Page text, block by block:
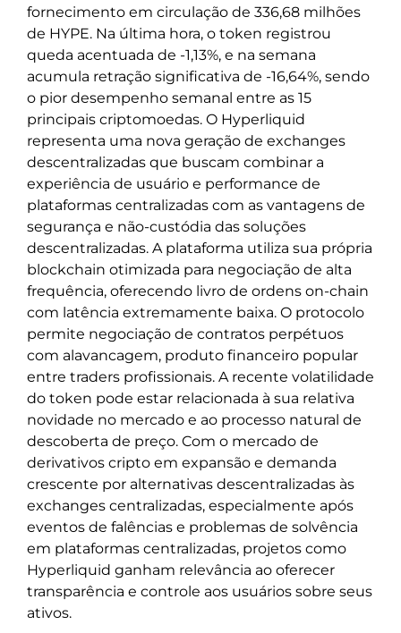
fornecimento em circulação de 336,68 milhões
de HYPE. Na última hora, o token registrou
queda acentuada de -1,13%, e na semana
acumula retração significativa de -16,64%, sendo
o pior desempenho semanal entre as 15
principais criptomoedas. O Hyperliquid
representa uma nova geração de exchanges
descentralizadas que buscam combinar a
experiência de usuário e performance de
plataformas centralizadas com as vantagens de
segurança e não-custódia das soluções
descentralizadas. A plataforma utiliza sua própria
blockchain otimizada para negociação de alta
frequência, oferecendo livro de ordens on-chain
com latência extremamente baixa. O protocolo
permite negociação de contratos perpétuos
com alavancagem, produto financeiro popular
entre traders profissionais. A recente volatilidade
do token pode estar relacionada à sua relativa
novidade no mercado e ao processo natural de
descoberta de preço. Com o mercado de
derivativos cripto em expansão e demanda
crescente por alternativas descentralizadas às
exchanges centralizadas, especialmente após
eventos de falências e problemas de solvência
em plataformas centralizadas, projetos como
Hyperliquid ganham relevância ao oferecer
transparência e controle aos usuários sobre seus
ativos.